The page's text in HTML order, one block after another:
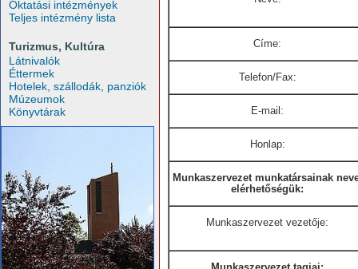
Oktatási intézmények
Teljes intézmény lista
Turizmus, Kultúra
Látnivalók
Éttermek
Hotelek, szállodák, panziók
Múzeumok
Könyvtárak
Címe:
Telefon/Fax:
E-mail:
Honlap:
Munkaszervezet munkatársainak
elérhetőségük:
Munkaszervezet vezetője: